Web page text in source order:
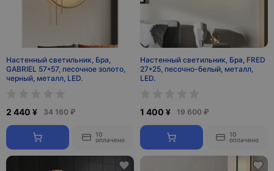
Настенный светильник, Бра,
GABRIEL 57*57, песочное золото,
черный, металл, LED.
2 440 ¥ 34 160 ₽
10
оплачено
Настенный светильник, Бра, FRED
27*25, песочно-белый, металл,
LED.
1 400 ¥ 19 600 ₽
10
оплачено